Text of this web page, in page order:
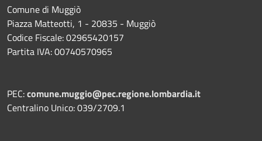
Comune di Muggiò
Piazza Matteotti, 1 - 20835 - Muggiò
Codice Fiscale: 02965420157
Partita IVA: 00740570965
PEC:comune.muggio@pec.regione.lombardia.it
Centralino Unico: 039/2709.1